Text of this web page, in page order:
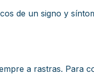
de un signo y
a rastras. Para